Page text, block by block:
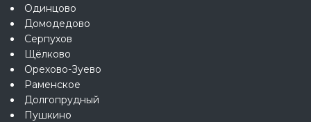
Одинцово
Домодедово
Серпухов
Щёлково
Орехово-Зуево
Раменское
Долгопрудный
Пушкино